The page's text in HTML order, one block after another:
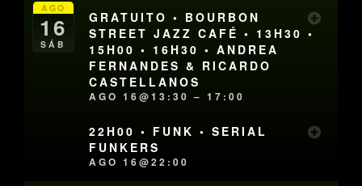
AGO
16
SÁB
GRATUITO • BOURBON
STREET JAZZ CAFÉ • 13H30 •
15H00 • 16H30 • ANDREA
FERNANDES & RICARDO
CASTELLANOS
AGO 16@13:30 – 17:00
22H00 • FUNK • SERIAL
FUNKERS
AGO 16@22:00